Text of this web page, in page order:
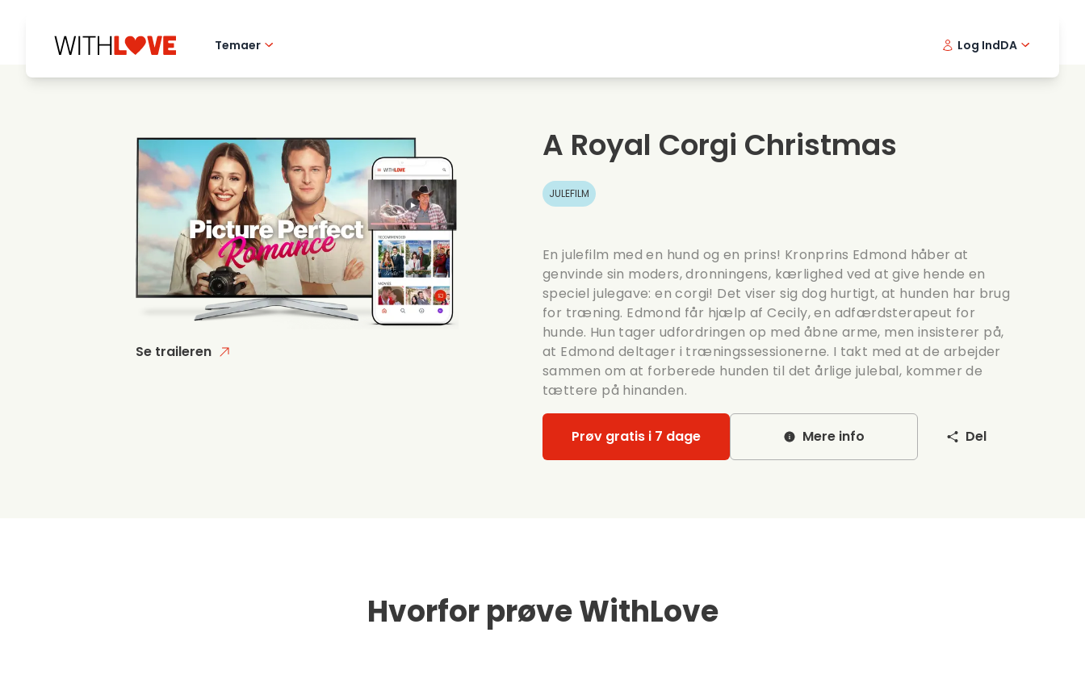
Temaer
Mysterier
Date film
Romantiske serier
Bryllup
Log IndDA
Se traileren
A Royal Corgi Christmas
JULEFILM
En julefilm med en hund og en prins! Kronprins Edmond håber at
genvinde sin moders, dronningens, kærlighed ved at give hende en
speciel julegave: en corgi! Det viser sig dog hurtigt, at hunden har brug
for træning. Edmond får hjælp af Cecily, en adfærdsterapeut for
hunde. Hun tager udfordringen op med åbne arme, men insisterer på,
at Edmond deltager i træningssessionerne. I takt med at de arbejder
sammen om at forberede hunden til det årlige julebal, kommer de
tættere på hinanden.
Prøv gratis i 7 dage Mere info Del
Hvorfor prøve WithLove